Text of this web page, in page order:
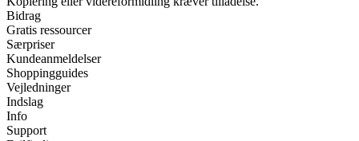
Bidrag
Gratis ressourcer
Særpriser
Kundeanmeldelser
Shoppingguides
Vejledninger
Indslag
Info
Support